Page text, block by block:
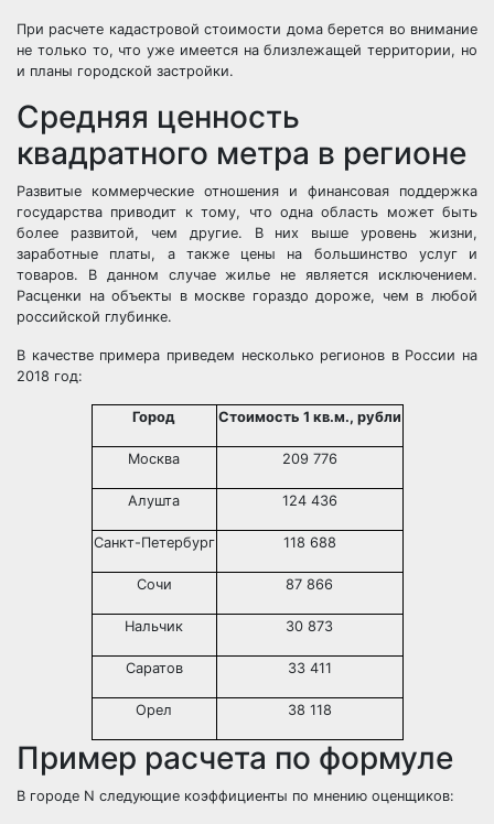
При расчете кадастровой стоимости дома берется во внимание
не только то, что уже имеется на близлежащей территории, но
и планы городской застройки.
Средняя ценность
квадратного метра в регионе
Развитые коммерческие отношения и финансовая поддержка
государства приводит к тому, что одна область может быть
более развитой, чем другие. В них выше уровень жизни,
заработные платы, а также цены на большинство услуг и
товаров. В данном случае жилье не является исключением.
Расценки на объекты в москве гораздо дороже, чем в любой
российской глубинке.
В качестве примера приведем несколько регионов в России на
2018 год:
Город Стоимость 1 кв.м., рубли
Москва 209 776
Алушта 124 436
Санкт-Петербург 118 688
Сочи 87 866
Нальчик 30 873
Саратов 33 411
Орел 38 118
Пример расчета по формуле
В городе N следующие коэффициенты по мнению оценщиков: